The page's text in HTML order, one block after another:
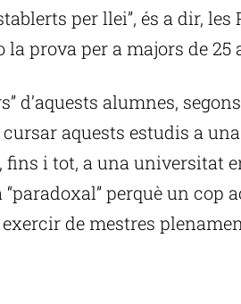
per llei”, és a dir,
la prova per a majors de 25
d’aquests alumnes,
cursar aquests estudis a
fins i tot, a una universitat
perquè un cop
de mestres